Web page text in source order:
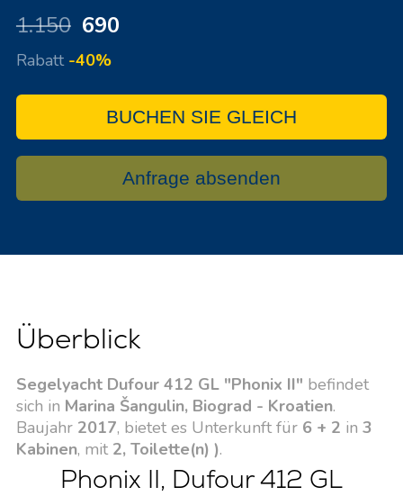
1.150 690
Rabatt -40%
BUCHEN SIE GLEICH
Anfrage absenden
Überblick
Segelyacht Dufour 412 GL "Phonix II" befindet
sich in Marina Šangulin, Biograd - Kroatien.
Baujahr 2017, bietet es Unterkunft für 6 + 2 in 3
Kabinen, mit 2, Toilette(n) ).
Phonix II, Dufour 412 GL